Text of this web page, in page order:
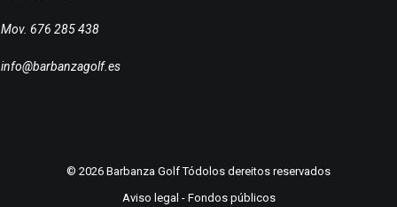
Mov. 676 285 438
info@barbanzagolf.es
© 2026 Barbanza Golf Tódolos dereitos reservados
Aviso legal - Fondos públicos